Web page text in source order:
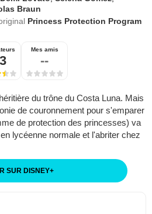
Braun
Princess Protection Program
Mes amis
--
du trône du Costa Luna. Mais
de couronnement pour s'emparer
de protection des princesses) va
lycéenne normale et l'abriter chez
SUR DISNEY+